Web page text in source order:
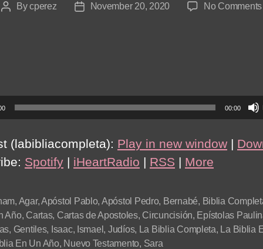
PostBycperez
PostNovember 20, 2020 No Comments
00:00
(labibliacompleta): Play in new window |
Spotify | iHeartRadio | RSS | More
, Agar,Apóstol Pablo, Apóstol Pedro, Bernabé, Biblia
Año, Cartas, Cartas de Apostoles, Circuncisión, Epístolas
, Gentiles, Isaac, Ismael , Judíos, La Biblia Completa, La Biblia
En Un Año, Nuevo Testamento, Sara